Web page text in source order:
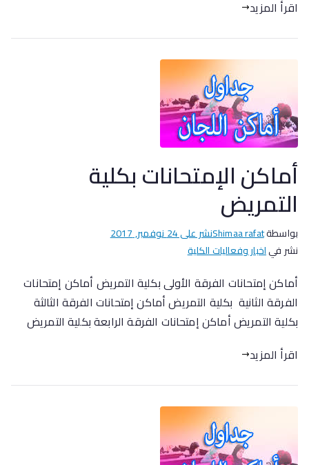
اقرأ المزيد
أماكن الإمتحانات بكلية
التمريض
بواسطةShimaa rafatنشر على24 نوفمبر, 2017
نشر فياخبار وفعاليات الكلية
أماكن إمتحانات الفرقة الأولى بكلية التمريض أماكن إمتحانات
الفرقة الثانية بكلية التمريض أماكن إمتحانات الفرقة الثالثة
بكلية التمريض أماكن إمتحانات الفرقة الرابعة بكلية التمريض
اقرأ المزيد